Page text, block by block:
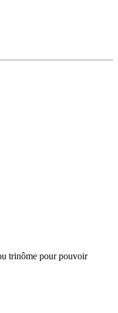
trinôme pour pouvoir